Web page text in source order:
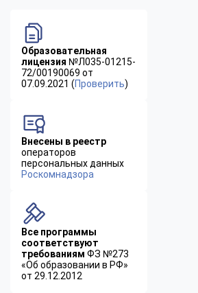
Образовательная
лицензия №Л035-01215-
72/00190069 от
07.09.2021 (Проверить)
Внесены в реестр
операторов
персональных данных
Роскомнадзора
Все программы
соответствуют
требованиям ФЗ №273
«Об образовании в РФ»
от 29.12.2012